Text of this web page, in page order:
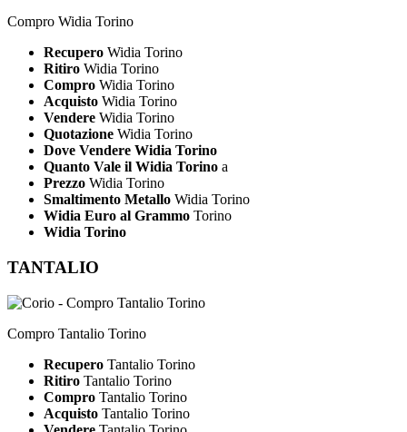
Compro Widia Torino
Recupero Widia Torino
Ritiro Widia Torino
Compro Widia Torino
Acquisto Widia Torino
Vendere Widia Torino
Quotazione Widia Torino
Dove Vendere Widia Torino
Quanto Vale il Widia Torino a
Prezzo Widia Torino
Smaltimento Metallo Widia Torino
Widia Euro al Grammo Torino
Widia Torino
TANTALIO
Compro Tantalio Torino
Recupero Tantalio Torino
Ritiro Tantalio Torino
Compro Tantalio Torino
Acquisto Tantalio Torino